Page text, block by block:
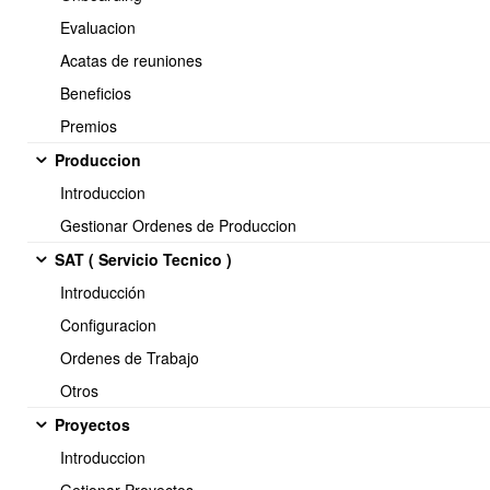
Evaluacion
Acatas de reuniones
Beneficios
Premios
Produccion
Introduccion
Gestionar Ordenes de Produccion
SAT ( Servicio Tecnico )
Introducción
Configuracion
Ordenes de Trabajo
Otros
Proyectos
Introduccion
Procesos de producción y sus estados.
Archivos adjuntos.
Centro de costos.
Trazabilidad de costos y consumos.
Tags: produccion, detalle, flujo
5. Gestión de Materiales
(LdM – Lista de Materiales)
Descripción:
Permite visualizar y modificar los materiales requeridos para
fabricar el producto.
Características principales:
Ajuste de cantidades y componentes.
Edición completa de la fórmula del producto.